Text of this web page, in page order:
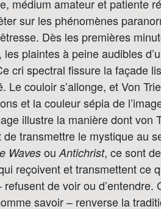
médium amateur et patiente
sur les phénomènes
Dès les premières
les plaintes à peine audibles
cri spectral fissure la façade
Le couloir s’allonge, et Von
et la couleur sépia de
illustre la manière dont von
de transmettre le mystique au
Waves ouAntichrist, ce sont
reçoivent et transmettent ce
refusent de voir ou d’entendre.
savoir – renverse la